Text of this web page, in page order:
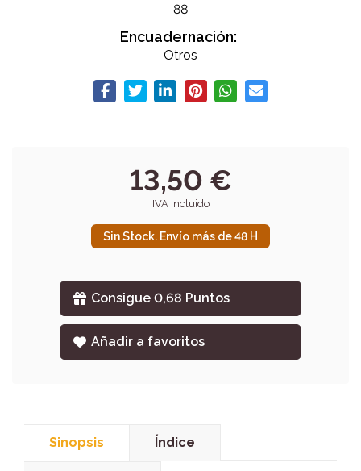
88
Encuadernación:
Otros
13,50 €
IVA incluido
Sin Stock. Envío más de 48 H
Consigue 0,68 Puntos
Añadir a favoritos
Sinopsis Índice